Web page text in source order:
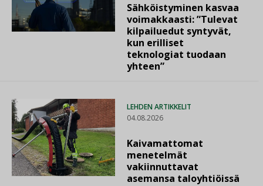
Sähköistyminen kasvaa
voimakkaasti: ”Tulevat
kilpailuedut syntyvät,
kun erilliset
teknologiat tuodaan
yhteen”
LEHDEN ARTIKKELIT
04.08.2026
Kaivamattomat
menetelmät
vakiinnuttavat
asemansa taloyhtiöissä